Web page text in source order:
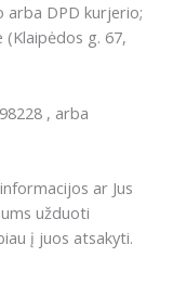
arba DPD kurjerio;
g. 67,
, arba
ar Jus
užduoti
į juos atsakyti.